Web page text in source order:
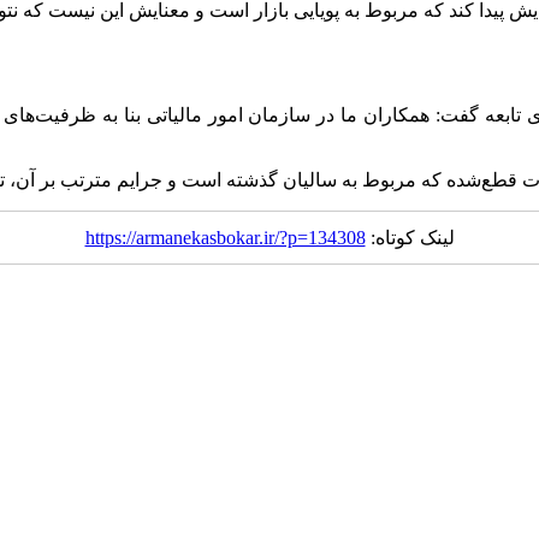
پیدا کند که مربوط به پویایی بازار است و معنایش این نیست که
گفت: همکاران ما در سازمان امور مالیاتی بنا به ظرفیت‌های
قطع‌شده که مربوط به سالیان گذشته است و جرایم مترتب بر آن،
لینک کوتاه:https://armanekasbokar.ir/?p=134308